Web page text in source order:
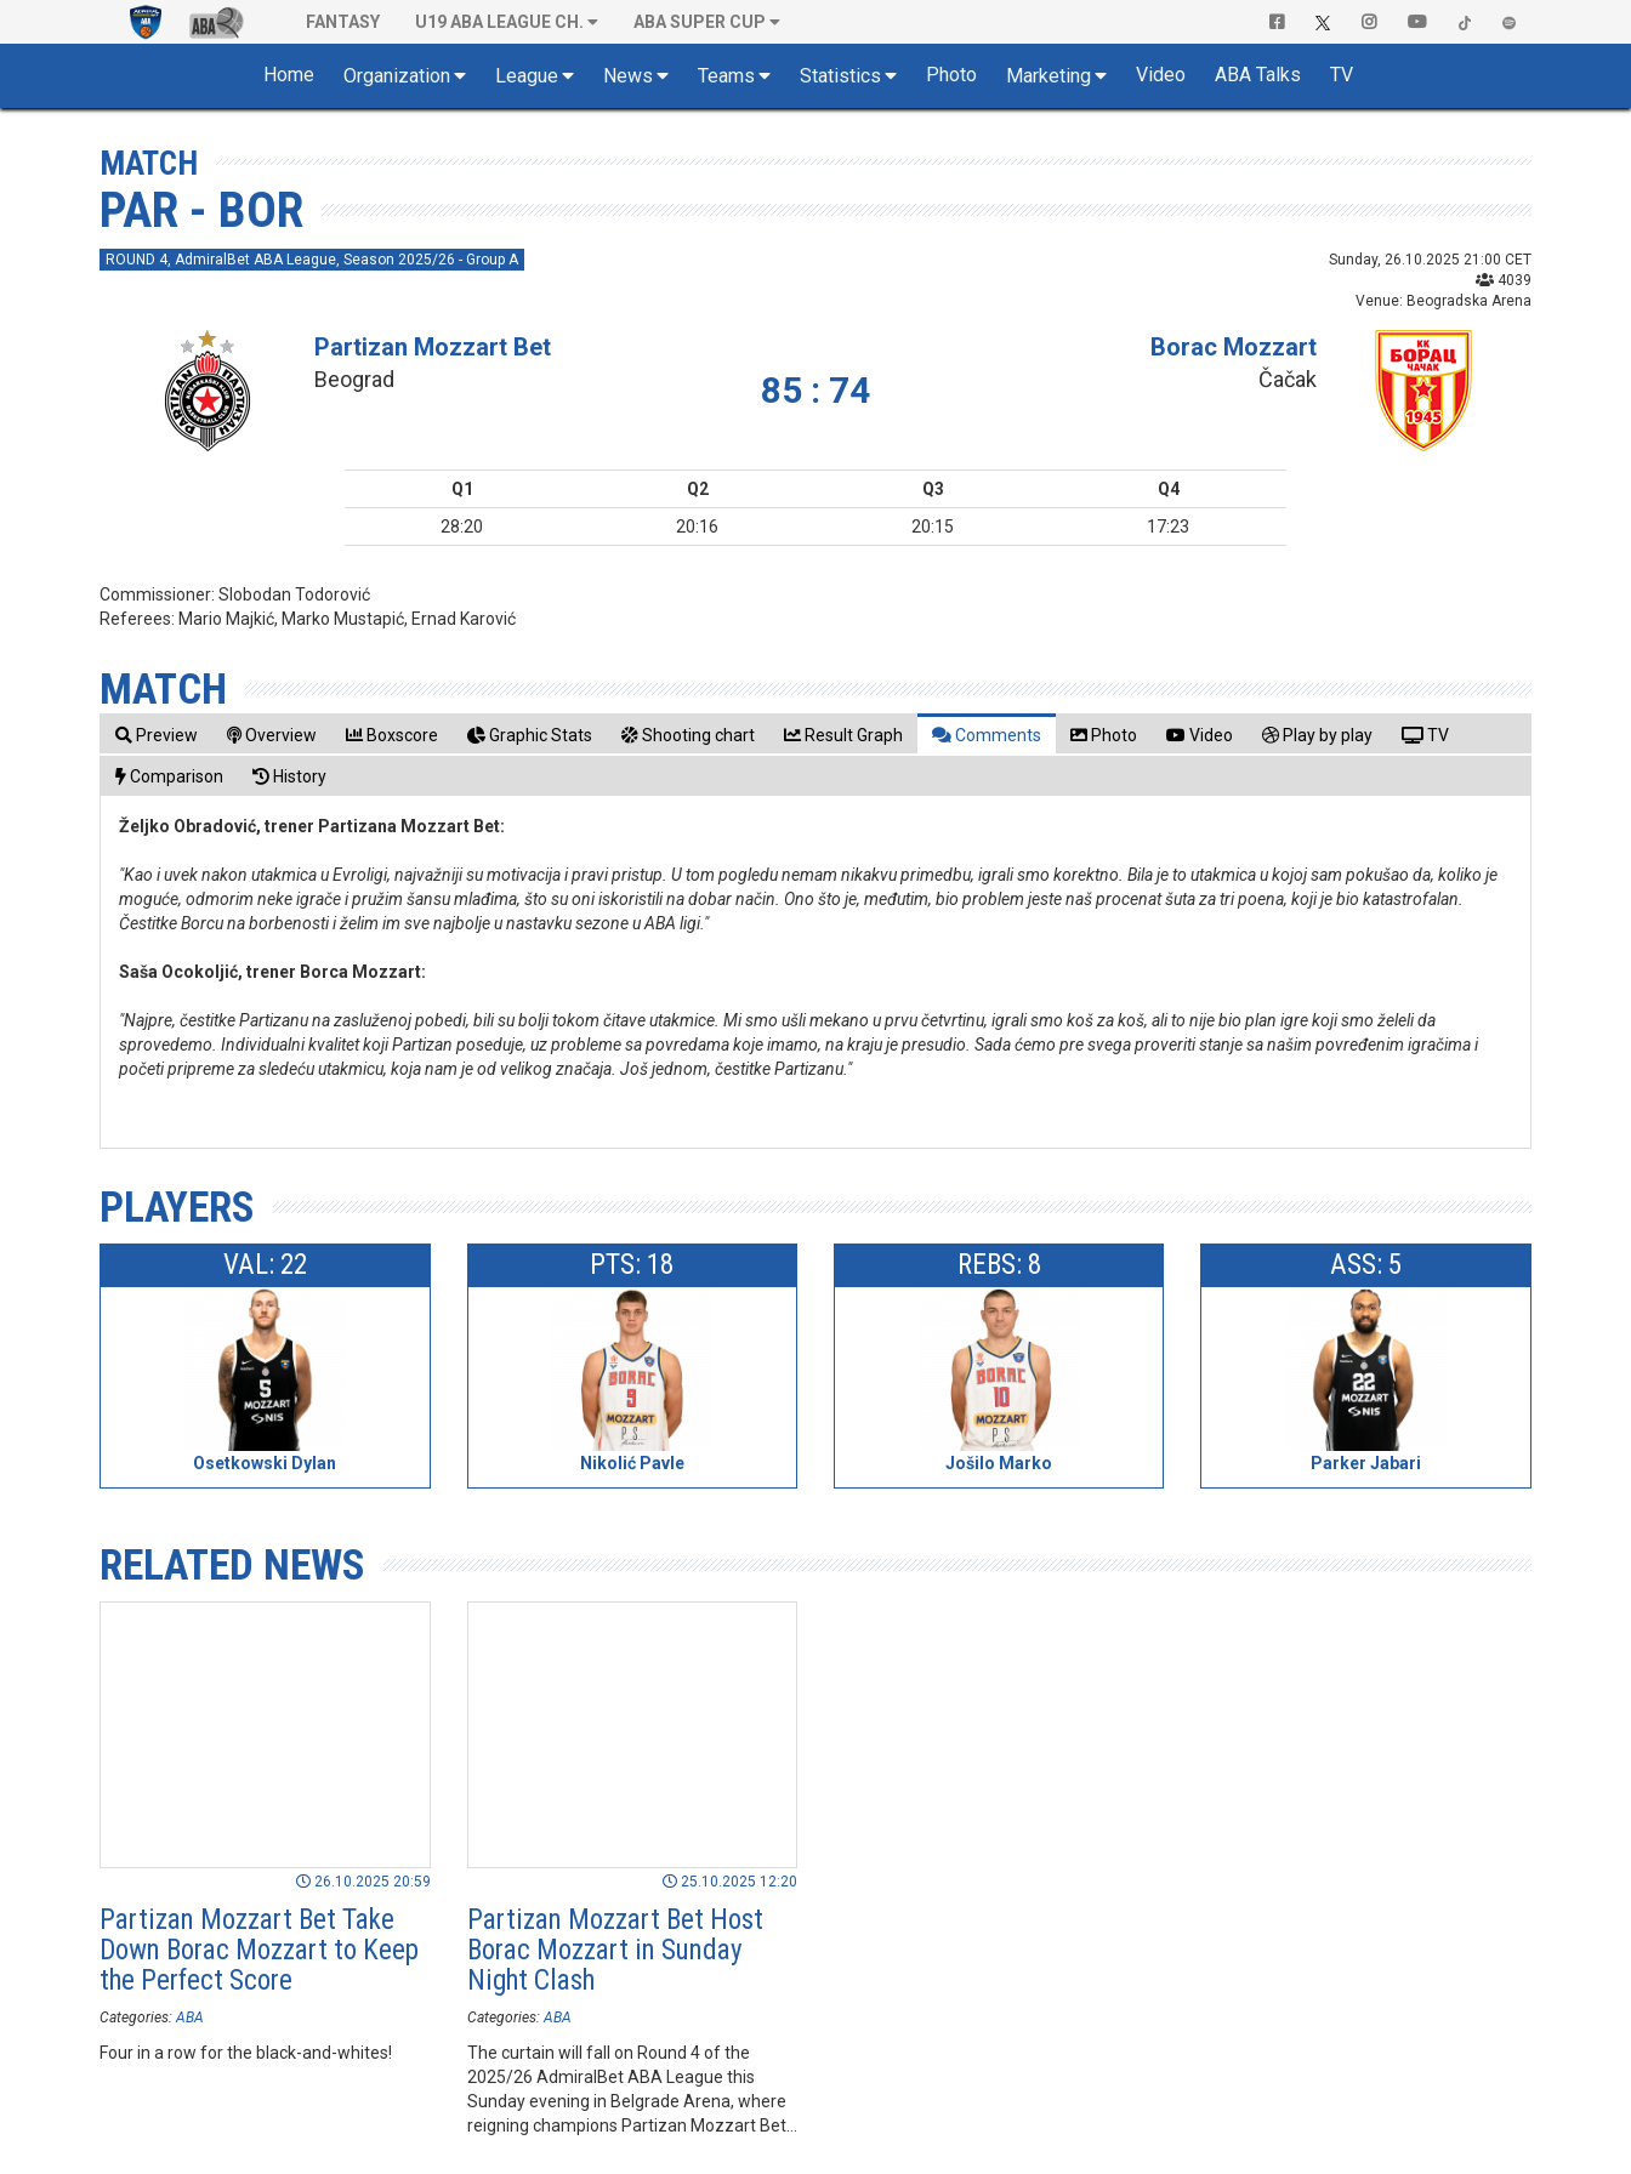
FANTASY U19 ABA LEAGUE CH. ABA SUPER CUP
Home Organization League News Teams Statistics Photo Marketing Video ABA Talks TV
MATCH
PAR - BOR
ROUND 4, AdmiralBet ABA League, Season 2025/26 - Group A
Sunday, 26.10.2025 21:00 CET
4039
Venue: Beogradska Arena
Partizan Mozzart Bet
Beograd 85 : 74
Borac Mozzart
Čačak
Q1 Q2 Q3
Q4
28:20
20:16 20:15 17:23
Commissioner:Slobodan Todorović
Referees: Mario Majkić, Marko Mustapić, Ernad Karović
MATCH
Preview Overview Boxscore Graphic Stats Shooting chart Result Graph Comments Photo Video Play by play TV
Comparison History
Željko Obradović, trener Partizana Mozzart Bet:
"Kao i uvek nakon utakmica u Evroligi, najvažniji su motivacija i pravi pristup. U tom pogledu nemam nikakvu primedbu, igrali smo korektno. Bila je to utakmica u kojoj sam pokušao da, koliko je
moguće, odmorim neke igrače i pružim šansu mlađima, što su oni iskoristili na dobar način. Ono što je, međutim, bio problem jeste naš procenat šuta za tri poena, koji je bio katastrofalan.
Čestitke Borcu na borbenosti i želim im sve najbolje u nastavku sezone u ABA ligi."
Saša Ocokoljić, trener Borca Mozzart:
"Najpre, čestitke Partizanu na zasluženoj pobedi, bili su bolji tokom čitave utakmice. Mi smo ušli mekano u prvu četvrtinu, igrali smo koš za koš, ali to nije bio plan igre koji smo želeli da
sprovedemo. Individualni kvalitet koji Partizan poseduje, uz probleme sa povredama koje imamo, na kraju je presudio. Sada ćemo pre svega proveriti stanje sa našim povređenim igračima i
početi pripreme za sledeću utakmicu, koja nam je od velikog značaja. Još jednom, čestitke Partizanu."
PLAYERS
VAL: 22
Osetkowski Dylan
PTS: 18
Nikolić Pavle
REBS: 8
Jošilo Marko
ASS: 5
Parker Jabari
RELATED NEWS
26.10.2025 20:59
Partizan Mozzart Bet Take
Down Borac Mozzart to Keep
the Perfect Score
Categories: ABA
Four in a row for the black-and-whites!
25.10.2025 12:20
Partizan Mozzart Bet Host
Borac Mozzart in Sunday
Night Clash
Categories: ABA
The curtain will fall on Round 4 of the
2025/26 AdmiralBet ABA League this
Sunday evening in Belgrade Arena, where
reigning champions Partizan Mozzart Bet